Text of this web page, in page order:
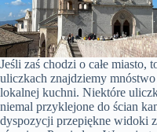
Jeśli zaś chodzi o całe
uliczkach znajdziemy
lokalnej kuchni. Niektóre
niemal przyklejone do ścian
dyspozycji przepiękne widoki z